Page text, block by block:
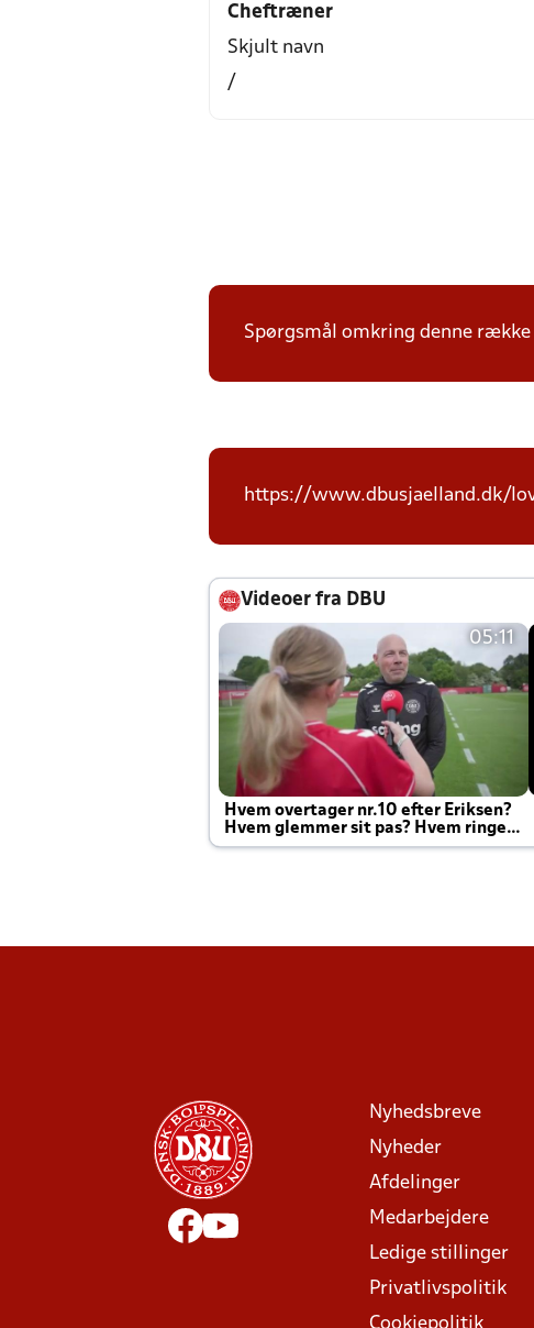
Cheftræner
Skjult navn
/
Spørgsmål omkring denne
https://www.dbusjaelland.dk/
Videoer fra DBU
05:11
Hvem overtager nr.10 efter Eriksen?
Hvem glemmer sit pas? Hvem ringer
Joachim altid til efter kampe?
Nyhedsbreve
Nyheder
Afdelinger
Medarbejdere
Ledige stillinger
Privatlivspolitik